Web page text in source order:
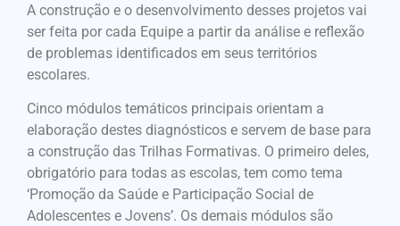
A construção e o desenvolvimento desses projetos vai
ser feita por cada Equipe a partir da análise e reflexão
de problemas identificados em seus territórios
escolares.
Cinco módulos temáticos principais orientam a
elaboração destes diagnósticos e servem de base para
a construção das Trilhas Formativas. O primeiro deles,
obrigatório para todas as escolas, tem como tema
‘Promoção da Saúde e Participação Social de
Adolescentes e Jovens’. Os demais módulos são